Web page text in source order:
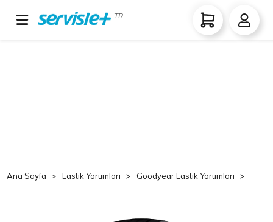
TR
Ana Sayfa Lastik Yorumları Goodyear Lastik Yorumları